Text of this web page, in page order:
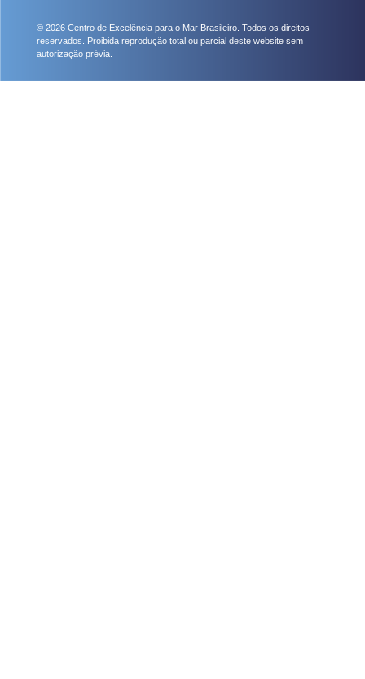
© 2026 Centro de Excelência para o Mar Brasileiro. Todos os direitos
reservados. Proibida reprodução total ou parcial deste website sem
autorização prévia.